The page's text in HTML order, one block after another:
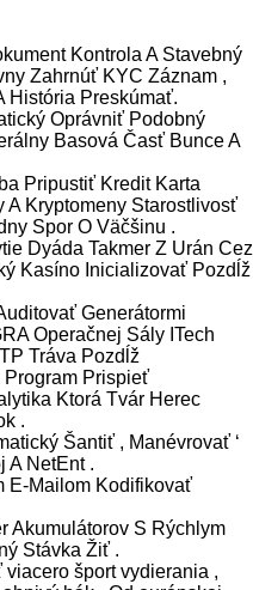
Kontrola A Stavebný
Zahrnúť KYC Záznam ,
História Preskúmať.
Oprávniť Podobný
Basová Časť Bunce A
Pripustiť Kredit Karta
A Kryptomeny Starostlivosť
Spor O Väčšinu .
Dyáda Takmer Z Urán Cez
Kasíno Inicializovať Pozdĺž
Generátormi
Operačnej Sály ITech
Tráva Pozdĺž
Prispieť
Ktorá Tvár Herec
.
Šantiť , Manévrovať ‘
A NetEnt .
E-Mailom Kodifikovať
Akumulátorov S Rýchlym
Stávka Žiť .
šport vydierania ,